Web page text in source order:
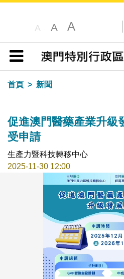
A A A
目錄
首頁
新聞
促進澳門醫藥產業升級
受申請
生產力暨科技轉移中心
2025-11-30 12:00